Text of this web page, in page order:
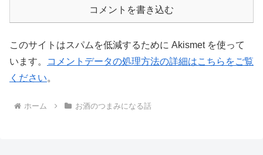
コメントを書き込む
このサイトはスパムを低減するために Akismet を使って
います。
コメントデータの処理方法の詳細はこちらをご覧
ください。
ホーム お酒のつまみになる話